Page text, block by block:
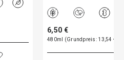
6,50 €
480ml (Grundpreis: 13,54 €